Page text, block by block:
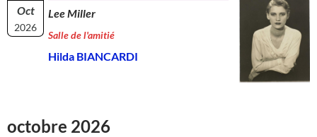
Oct
2026
Lee Miller
Salle de l'amitié
Hilda BIANCARDI
octobre 2026